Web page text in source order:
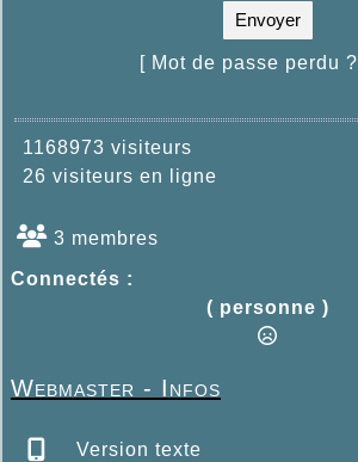
Envoyer
[ Mot de passe perdu ?
1168973 visiteurs
26 visiteurs en ligne
3 membres
Connectés :
( personne )
Webmaster - Infos
Version texte